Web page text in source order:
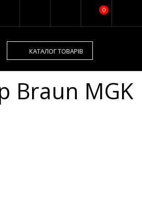
0
КАТАЛОГ ТОВАРІВ
Braun MGK